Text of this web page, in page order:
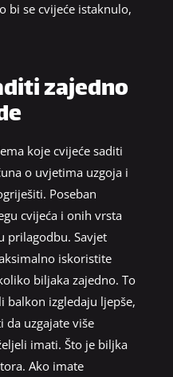
bi se cvijeće istaknulo,
zajedno
koje cvijeće saditi
o uvjetima uzgoja i
Poseban
cvijeća i onih vrsta
prilagodbu. Savjet
iskoristite
biljaka zajedno. To
balkon izgledaju ljepše,
da uzgajate više
imati. Što je biljka
Ako imate